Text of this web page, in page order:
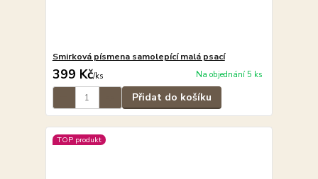
Smirková písmena samolepící malá psací
399 Kč/ks Na objednání 5 ks
Přidat do košíku
TOP produkt